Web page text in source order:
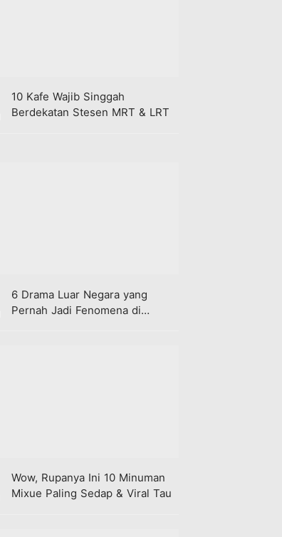
10 Kafe Wajib Singgah
Berdekatan Stesen MRT & LRT
6 Drama Luar Negara yang
Pernah Jadi Fenomena di
Wow, Rupanya Ini 10 Minuman
Mixue Paling Sedap & Viral Tau